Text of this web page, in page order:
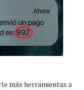
más herramientas a